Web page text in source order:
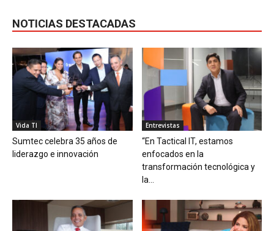
NOTICIAS DESTACADAS
Vida TI
Sumtec celebra 35 años de
liderazgo e innovación
Entrevistas
“En Tactical IT, estamos
enfocados en la
transformación tecnológica y
la...